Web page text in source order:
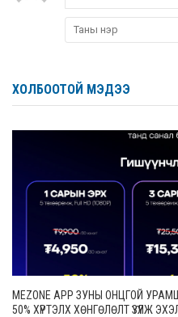
ХОЛБООТОЙ МЭДЭЭ
MEZONE APP ЗУНЫ ОНЦГОЙ
50% ХҮРТЭЛХ ХӨНГӨЛӨЛТ ҮЗҮҮЛЖ